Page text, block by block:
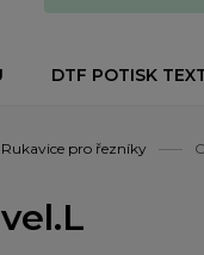
DTF POTISK
Rukavice pro řezníky